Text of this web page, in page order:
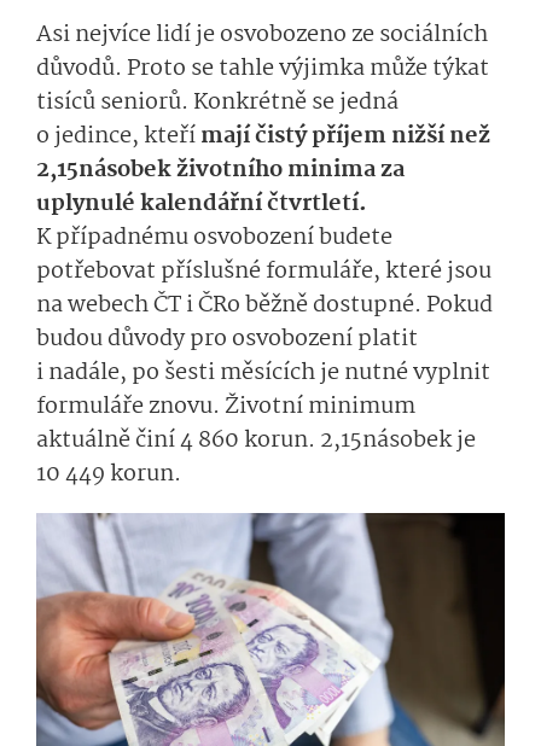
Asi nejvíce lidí je osvobozeno ze sociálních
důvodů. Proto se tahle výjimka může týkat
tisíců seniorů. Konkrétně se jedná
o jedince, kteřímají čistý příjem nižší než
2,15násobek životního minima za
uplynulé kalendářní čtvrtletí.
K případnému osvobození budete
potřebovat příslušné formuláře, které jsou
na webech ČT i ČRo běžně dostupné. Pokud
budou důvody pro osvobození platit
i nadále, po šesti měsících je nutné vyplnit
formuláře znovu. Životní minimum
aktuálně činí 4 860 korun. 2,15násobek je
10 449 korun.